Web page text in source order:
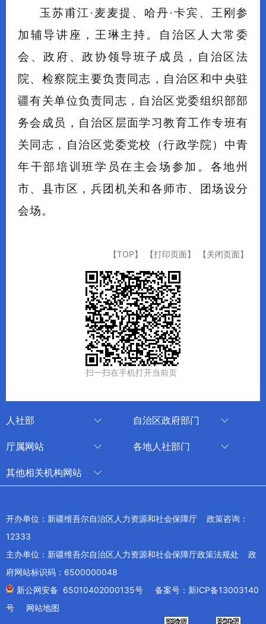
玉苏甫江·麦麦提、哈丹·卡宾、王刚参
加辅导讲座，王琳主持。自治区人大常委
会、政府、政协领导班子成员，自治区法
院、检察院主要负责同志，自治区和中央驻
疆有关单位负责同志，自治区党委组织部部
务会成员，自治区层面学习教育工作专班有
关同志，自治区党委党校（行政学院）中青
年干部培训班学员在主会场参加。各地州
市、县市区，兵团机关和各师市、团场设分
会场。
【TOP】 【打印页面】 【关闭页面】
扫一扫在手机打开当前页
人社部
技能人才评价工作网
自治区政府部门
审计厅
退役军人事务厅
商务厅
厅属网站
中国新疆人才网
各地人社部门
克孜勒苏柯尔克孜自治州
其他相关机构网站
新疆新闻网
新疆电视台
开办单位：新疆维吾尔自治区人力资源和社会保障厅 政策咨询：
12333
主办单位：新疆维吾尔自治区人力资源和社会保障厅政策法规处 政
府网站标识码：6500000048
新公网安备 65010402000135号
备案号：新ICP备13003140
号
网站地图